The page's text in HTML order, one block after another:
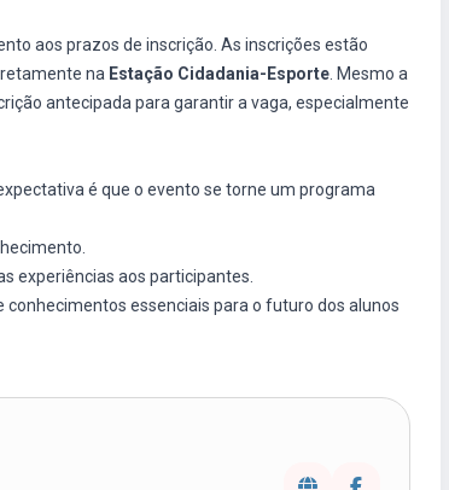
aos prazos de inscrição. As inscrições estão
na Estação Cidadania-Esporte . Mesmo a
antecipada para garantir a vaga, especialmente
é que o evento se torne um programa
experiências aos participantes.
essenciais para o futuro dos alunos